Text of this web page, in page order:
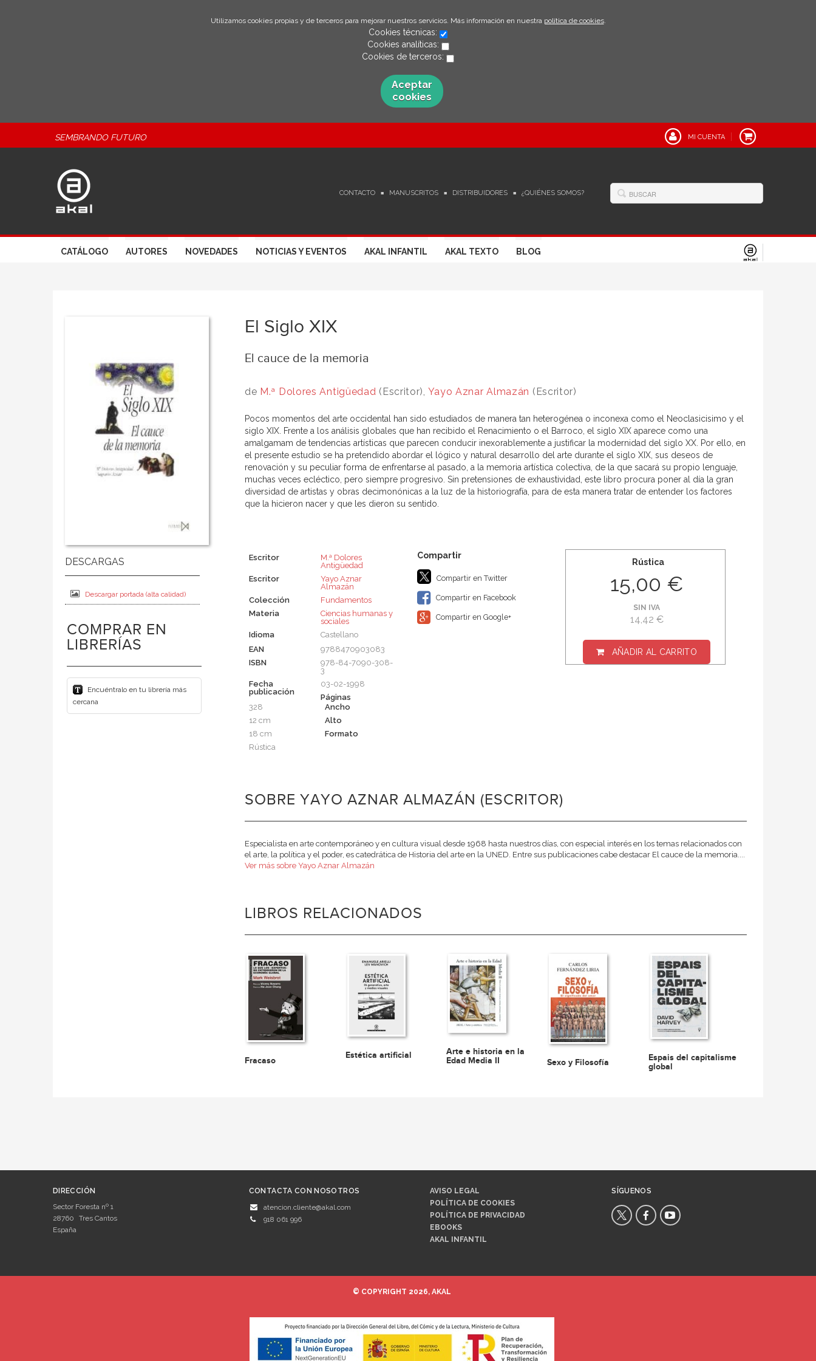
Utilizamos cookies propias y de terceros para mejorar nuestros servicios. Más información en nuestra política de cookies.
Cookies técnicas:
Cookies analíticas:
Cookies de terceros:
Aceptar
cookies
SEMBRANDO FUTURO MI CUENTA
CONTACTO MANUSCRITOS DISTRIBUIDORES ¿QUIÉNES SOMOS?
CATÁLOGO AUTORES NOVEDADES NOTICIAS Y EVENTOS AKAL INFANTIL AKAL TEXTO BLOG
Descargar portada (alta calidad)
COMPRAR EN
LIBRERÍAS
Encuéntralo en tu librería más
cercana
El Siglo XIX
El cauce de la memoria
de M.ª Dolores Antigüedad (Escritor), Yayo Aznar Almazán (Escritor)
Pocos momentos del arte occidental han sido estudiados de manera tan heterogénea o inconexa como el Neoclasicisimo y el
siglo XIX. Frente a los análisis globales que han recibido el Renacimiento o el Barroco, el siglo XIX aparece como una
amalgamam de tendencias artísticas que parecen conducir inexorablemente a justificar la modernidad del siglo XX. Por ello, en
el presente estudio se ha pretendido abordar el lógico y natural desarrollo del arte durante el siglo XIX, sus deseos de
renovación y su peculiar forma de enfrentarse al pasado, a la memoria artística colectiva, de la que sacará su propio lenguaje,
muchas veces ecléctico, pero siempre progresivo. Sin pretensiones de exhaustividad, este libro procura poner al día la gran
diversidad de artistas y obras decimonónicas a la luz de la historiografía, para de esta manera tratar de entender los factores
que la hicieron nacer y que les dieron su sentido.
Escritor
M.ª Dolores
Antigüedad
Escritor
Yayo Aznar
Almazán
Colección
Fundamentos
Materia
Ciencias humanas y
sociales
Idioma
Castellano
EAN
9788470903083
ISBN
978-84-7090-308-
3
Fecha
publicación
03-02-1998
Páginas
328
Ancho
12 cm
Alto
18 cm
Formato
Rústica
Compartir en Twitter
Compartir en Facebook
Compartir en Google+
Rústica
15,00 €
SIN IVA
14,42 €
AÑADIR AL CARRITO
SOBRE YAYO AZNAR ALMAZÁN (ESCRITOR)
Especialista en arte contemporáneo y en cultura visual desde 1968 hasta nuestros días, con especial interés en los temas relacionados con
el arte, la política y el poder, es catedrática de Historia del arte en la UNED. Entre sus publicaciones cabe destacar El cauce de la memoria....
Ver más sobre Yayo Aznar Almazán
LIBROS RELACIONADOS
Fracaso
Estética artificial
Arte e historia en la
Edad Media II
Sexo y Filosofía
Espais del capitalisme
global
DIRECCIÓN
Sector Foresta nº 1
28760
Tres Cantos
España
CONTACTA CON NOSOTROS
atencion.cliente@akal.com
918 061 996
AVISO LEGAL
POLÍTICA DE COOKIES
POLÍTICA DE PRIVACIDAD
EBOOKS
AKAL INFANTIL
SÍGUENOS
© COPYRIGHT 2026, AKAL